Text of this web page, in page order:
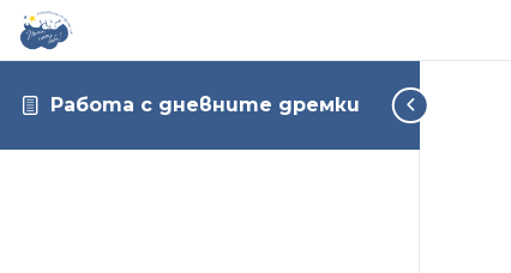
Работа с дневните дремки